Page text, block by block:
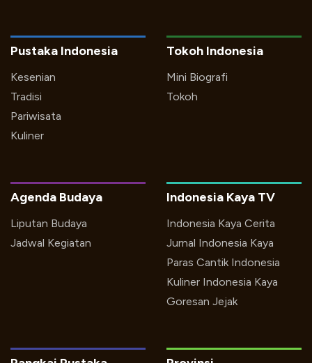
Pustaka Indonesia
Kesenian
Tradisi
Pariwisata
Kuliner
Tokoh Indonesia
Mini Biografi
Tokoh
Indonesia Kaya TV
Indonesia Kaya Cerita
Jurnal Indonesia Kaya
Paras Cantik Indonesia
Kuliner Indonesia Kaya
Goresan Jejak
Agenda Budaya
Liputan Budaya
Jadwal Kegiatan